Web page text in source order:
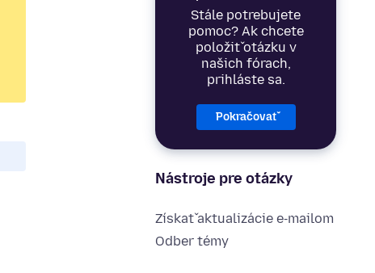
Stále potrebujete
pomoc? Ak chcete
položiť otázku v
našich fórach,
prihláste sa.
Pokračovať
Nástroje pre otázky
Získať aktualizácie e‑mailom
Odber témy